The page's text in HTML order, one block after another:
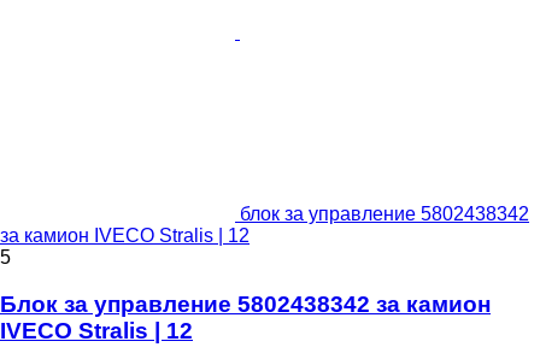
блок за управление 5802438342
за камион IVECO Stralis | 12
5
Блок за управление 5802438342 за камион
IVECO Stralis | 12